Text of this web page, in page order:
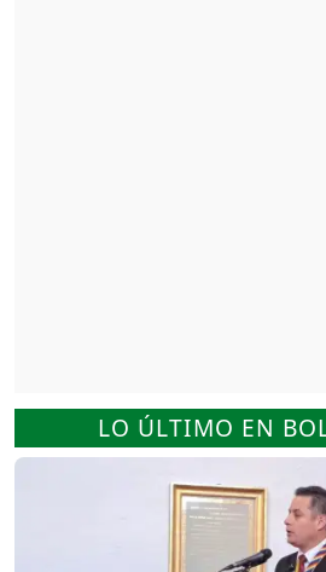
LO ÚLTIMO EN